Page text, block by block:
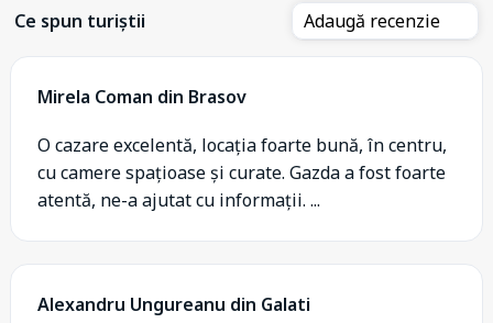
Ce spun turiștii Adaugă recenzie
Mirela Coman din Brasov
O cazare excelentă, locația foarte bună, în centru,
cu camere spațioase și curate. Gazda a fost foarte
atentă, ne-a ajutat cu informații. ...
Alexandru Ungureanu din Galati